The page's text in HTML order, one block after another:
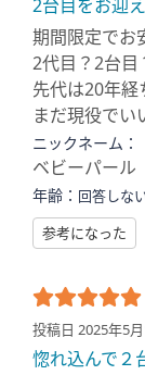
2台目をお迎え
期間限定でお
2代目？2台目
先代は20年経
まだ現役でい
ニックネーム：
ベビーパール
年齢： 回答しな
参考になった
投稿日 2025年5
惚れ込んで２